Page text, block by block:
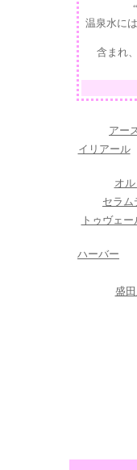
温泉水に
含まれ
アー
イリアール
オ
セラム
トゥヴェー
ハーバー
盛